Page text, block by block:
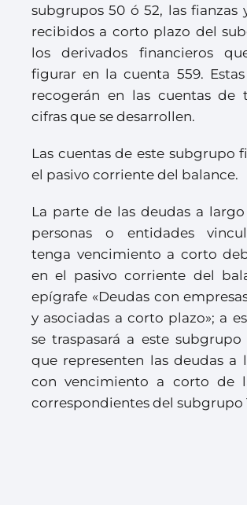
subgrupos 50 ó 52, las fianzas
recibidos a corto plazo del
los derivados financieros
figurar en la cuenta 559.
recogerán en las cuentas de
cifras que se desarrollen.
Las cuentas de este subgrupo
el pasivo corriente del balance.
La parte de las deudas a
personas o entidades
tenga vencimiento a corto
en el pasivo corriente del
epígrafe «Deudas con
y asociadas a corto plazo»; a
se traspasará a este
que representen las deudas a
con vencimiento a corto de
correspondientes del subgrupo